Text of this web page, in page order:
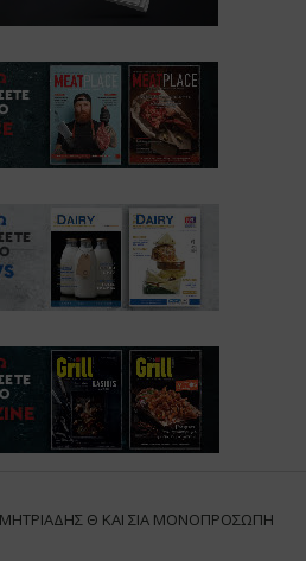
Θ ΚΑΙ ΣΙΑ ΜΟΝΟΠΡΟΣΩΠΗ